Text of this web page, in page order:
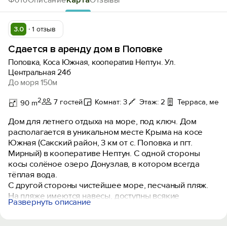
3.0 1 отзыв
Сдается в аренду дом в Поповке
Поповка, Коса Южная, кооператив Нептун. Ул.
Центральная 24б
До моря 150м
90 m2 7 гостей Комнат: 3 Этаж: 2 Терраса,
Дом для летнего отдыха на море, под ключ. Дом
располагается в уникальном месте Крыма на косе
Южная (Сакский район, 3 км от с. Поповка и пгт.
Мирный) в кооперативе Нептун. С одной стороны
косы солёное озеро Донузлав, в котором всегда
тёплая вода.
С другой стороны чистейшее море, песчаный пляж.
На пляже имеются навесы, доступны всякие
развлечения. В кооперативе есть ресторанчики,
Развернуть описание